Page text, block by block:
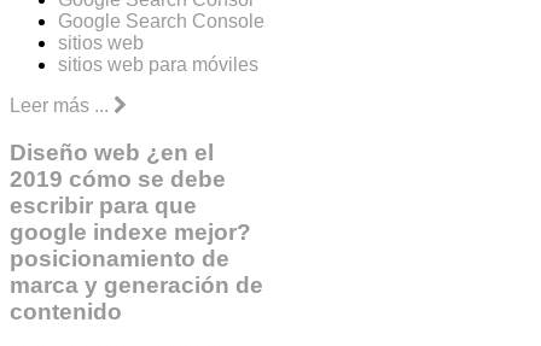
Google Search Console
sitios web
sitios web para móviles
Leer más ...
Diseño web ¿en el
2019 cómo se debe
escribir para que
google indexe mejor?
posicionamiento de
marca y generación de
contenido